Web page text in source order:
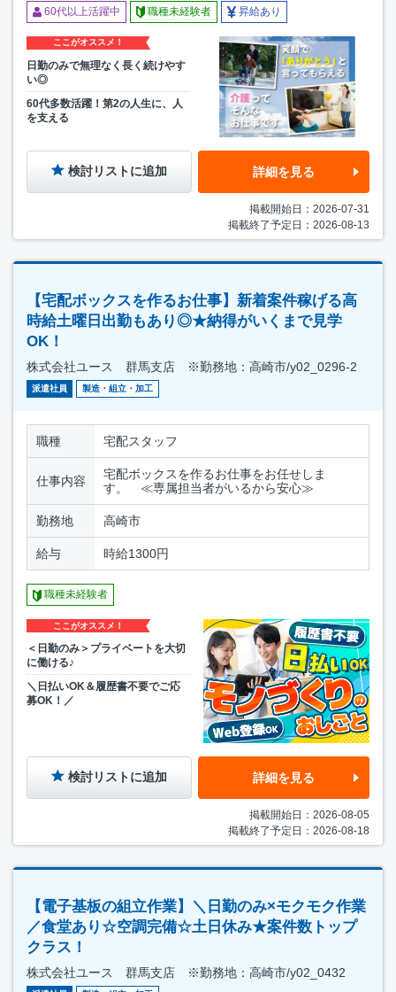
60代以上活躍中 職種未経験者 昇給あり
ここがオススメ！
日勤のみで無理なく長く続けやす
い◎
60代多数活躍！第2の人生に、人
を支える
検討リストに追加 詳細を見る
掲載開始日：2026-07-31
掲載終了予定日：2026-08-13
【宅配ボックスを作るお仕事】新着案件稼げる高
時給土曜日出勤もあり◎★納得がいくまで見学
OK！
株式会社ユース 群馬支店 ※勤務地：高崎市/y02_0296-2
派遣社員 製造・組立・加工
職種 宅配スタッフ
仕事内容
宅配ボックスを作るお仕事をお任せしま
す。 ≪専属担当者がいるから安心≫
勤務地 高崎市
給与 時給1300円
職種未経験者
ここがオススメ！
＜日勤のみ＞プライベートを大切
に働ける♪
＼日払いOK＆履歴書不要でご応
募OK！／
検討リストに追加 詳細を見る
掲載開始日：2026-08-05
掲載終了予定日：2026-08-18
【電子基板の組立作業】＼日勤のみ×モクモク作業
／食堂あり☆空調完備☆土日休み★案件数トップ
クラス！
株式会社ユース 群馬支店 ※勤務地：高崎市/y02_0432